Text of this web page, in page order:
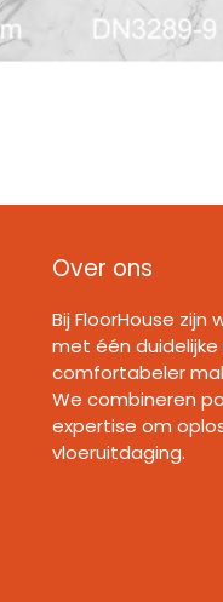
Over ons
Bij FloorHouse
met één duidelijke
comfortabeler
We combineren
expertise om
vloeruitdaging.